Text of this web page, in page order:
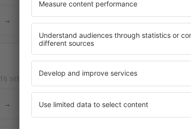
→ 09:20
16 set (mer)
→ Durata totale del viaggio: 1h 20min